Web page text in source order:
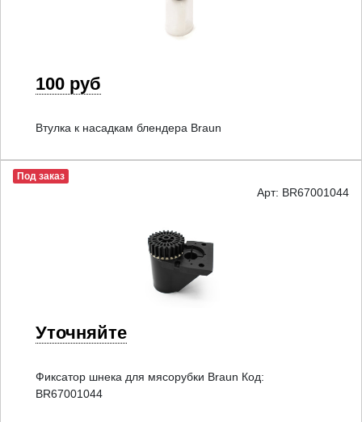
100 руб
Втулка к насадкам блендера Braun
Под заказ
Арт: BR67001044
Уточняйте
Фиксатор шнека для мясорубки Braun Код:
BR67001044